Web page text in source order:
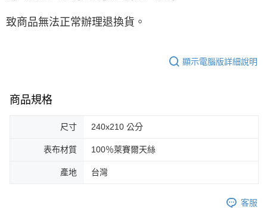
致商品無法正常辦理退換貨。
顯示電腦版詳細說明
商品規格
尺寸 240x210 公分
表布材質 100％萊賽爾天絲
產地 台灣
客服